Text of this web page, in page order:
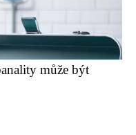
může být